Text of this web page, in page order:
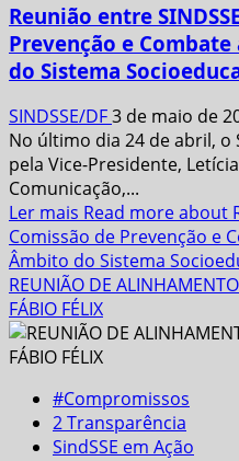
Reunião entre
Prevenção e
do Sistema
SINDSSE/DF3 de maio de
No último dia 24 de abril, o
pela Vice-Presidente,
Comunicação,...
Ler mais Read more about
Comissão de Prevenção e
Âmbito do Sistema
REUNIÃO DE
FÁBIO FÉLIX
#Compromissos
2 Transparência
SindSSE em Ação